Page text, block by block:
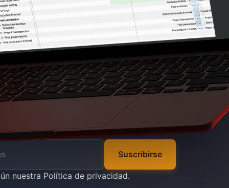
Suscribirse
nuestra Política de privacidad.